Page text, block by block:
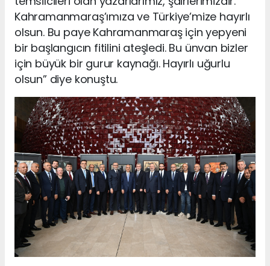
Kahramanmaraş’ımıza ve Türkiye’mize hayırlı
olsun. Bu paye Kahramanmaraş için yepyeni
bir başlangıcın fitilini ateşledi. Bu ünvan bizler
için büyük bir gurur kaynağı. Hayırlı uğurlu
olsun” diye konuştu.